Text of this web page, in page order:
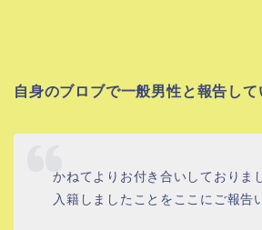
自身のブロブで一般男性と報告して
かねてよりお付き合いしておりま
入籍しましたことをここにご報告